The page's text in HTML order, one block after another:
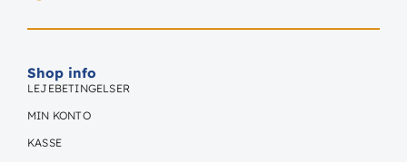
Shop info
LEJEBETINGELSER
MIN KONTO
KASSE